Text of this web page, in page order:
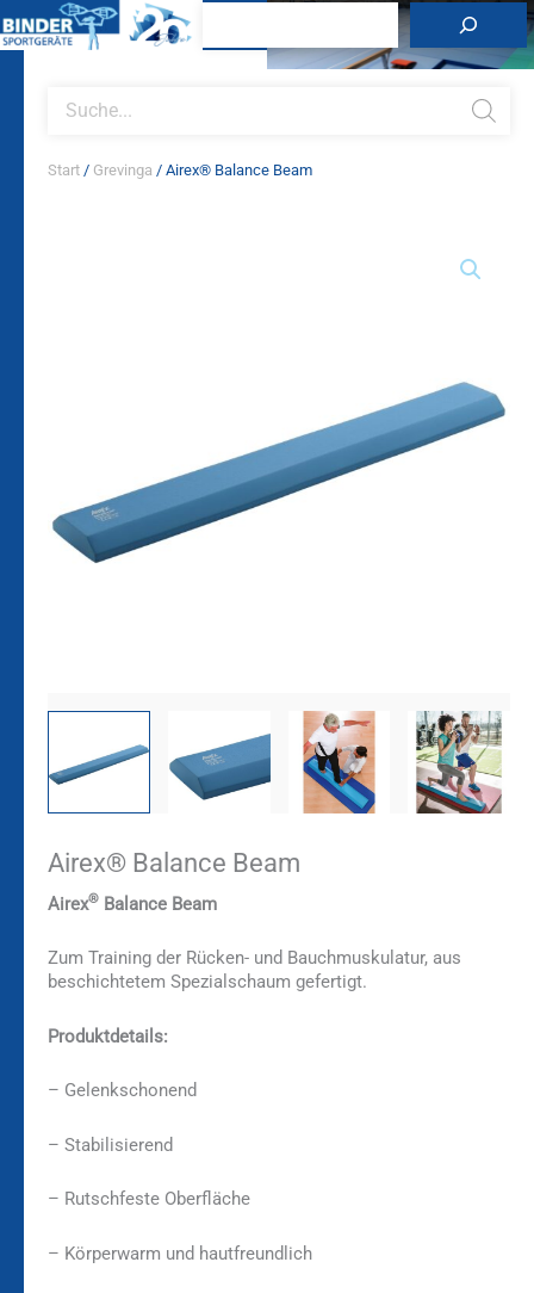
Inhalt
search
Start / Grevinga / Airex® Balance Beam
Airex® Balance Beam
Airex® Balance Beam
Zum Training der Rücken- und Bauchmuskulatur, aus
beschichtetem Spezialschaum gefertigt.
Produktdetails:
– Gelenkschonend
– Stabilisierend
– Rutschfeste Oberfläche
– Körperwarm und hautfreundlich